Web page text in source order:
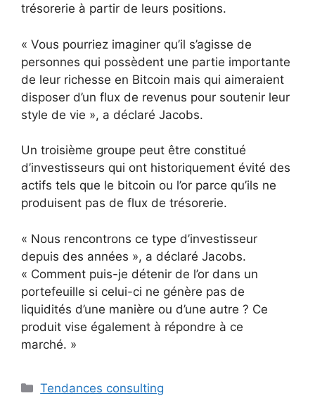
trésorerie à partir de leurs positions.
« Vous pourriez imaginer qu’il s’agisse de
personnes qui possèdent une partie importante
de leur richesse en Bitcoin mais qui aimeraient
disposer d’un flux de revenus pour soutenir leur
style de vie », a déclaré Jacobs.
Un troisième groupe peut être constitué
d’investisseurs qui ont historiquement évité des
actifs tels que le bitcoin ou l’or parce qu’ils ne
produisent pas de flux de trésorerie.
« Nous rencontrons ce type d’investisseur
depuis des années », a déclaré Jacobs.
« Comment puis-je détenir de l’or dans un
portefeuille si celui-ci ne génère pas de
liquidités d’une manière ou d’une autre ? Ce
produit vise également à répondre à ce
marché. »
Catégories
Tendances consulting